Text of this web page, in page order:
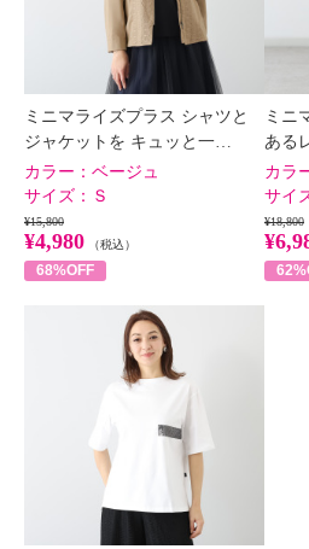
ミニマライズプラス シャツと
ジャケットを キュッと一…
カラー： ベージュ
サイズ： Ｓ
¥15,800
¥4,980 （税込）
68%OFF
ミニ
ある
カラ
サイ
¥18,800